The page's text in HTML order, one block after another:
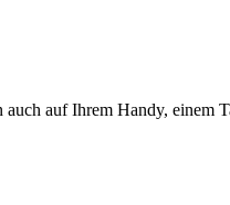
auf Ihrem Handy, einem